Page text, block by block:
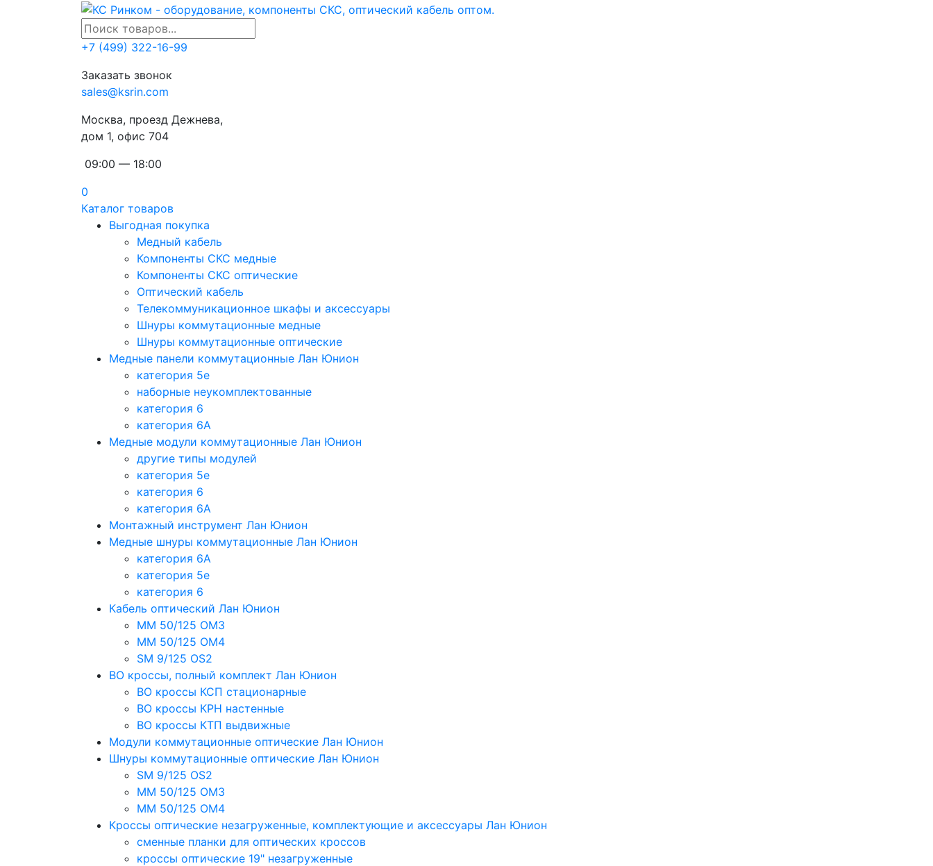
+7 (499) 322-16-99
Заказать звонок
sales@ksrin.com
Москва, проезд Дежнева,
дом 1, офис 704
09:00 — 18:00
0
Каталог товаров
Выгодная покупка
Медный кабель
Компоненты СКС медные
Компоненты СКС оптические
Оптический кабель
Телекоммуникационное шкафы и аксессуары
Шнуры коммутационные медные
Шнуры коммутационные оптические
Медные панели коммутационные Лан Юнион
категория 5e
наборные неукомплектованные
категория 6
категория 6A
Медные модули коммутационные Лан Юнион
другие типы модулей
категория 5е
категория 6
категория 6A
Монтажный инструмент Лан Юнион
Медные шнуры коммутационные Лан Юнион
категория 6A
категория 5e
категория 6
Кабель оптический Лан Юнион
MM 50/125 OM3
MM 50/125 OM4
SM 9/125 OS2
ВО кроссы, полный комплект Лан Юнион
ВО кроссы КСП стационарные
ВО кроссы КРН настенные
ВО кроссы КТП выдвижные
Модули коммутационные оптические Лан Юнион
Шнуры коммутационные оптические Лан Юнион
SM 9/125 OS2
MM 50/125 OM3
MM 50/125 OM4
Кроссы оптические незагруженные, комплектующие и аксессуары Лан Юнион
сменные планки для оптических кроссов
кроссы оптические 19" незагруженные